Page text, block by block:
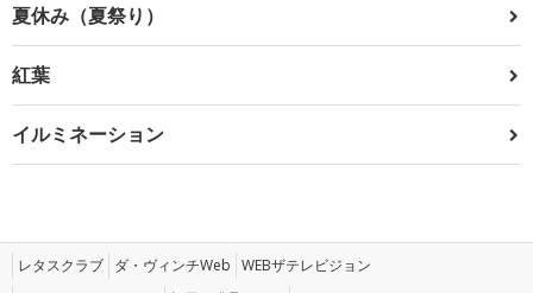
夏休み（夏祭り）
紅葉
イルミネーション
レタスクラブ ダ・ヴィンチWeb WEBザテレビジョン